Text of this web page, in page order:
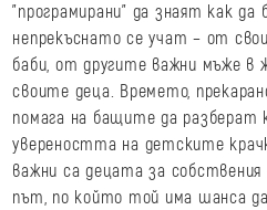
"програмирани" да знаят как да
непрекъснато се учат – от
баби, от другите важни мъже в
своите деца. Времето,
помага на бащите да разберат
увереността на детските
важни са децата за
път, по който той има шанса